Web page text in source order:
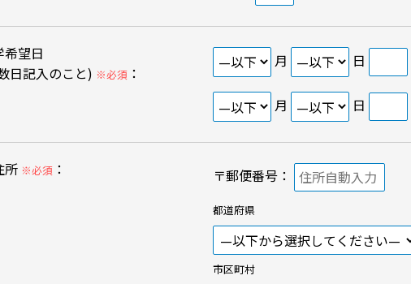
希望日
日記入のこと) ※必須 ：
月 日
月 日
所 ※必須 ： 〒郵便番号：
都道府県
市区町村